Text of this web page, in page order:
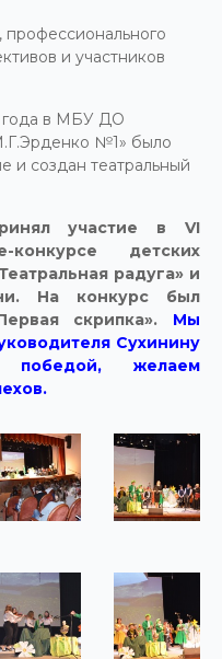
профессионального
и участников
года в МБУ ДО
№1» было
и создан театральный
участие в VI
конкурсе детских
радуга» и
На конкурс был
скрипка». Мы
Сухинину
желаем